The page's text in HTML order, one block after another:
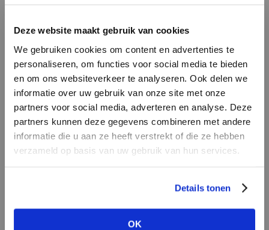
Deze website maakt gebruik van cookies
We gebruiken cookies om content en advertenties te
personaliseren, om functies voor social media te bieden
en om ons websiteverkeer te analyseren. Ook delen we
informatie over uw gebruik van onze site met onze
partners voor social media, adverteren en analyse. Deze
partners kunnen deze gegevens combineren met andere
informatie die u aan ze heeft verstrekt of die ze hebben
verzameld op basis van uw gebruik van hun services.
Details tonen
OK
LOGIN
Password
LOGIN
NO ACCOUNT YET?
Lofty Manner
BRAND
Aimée the Label
BRAND